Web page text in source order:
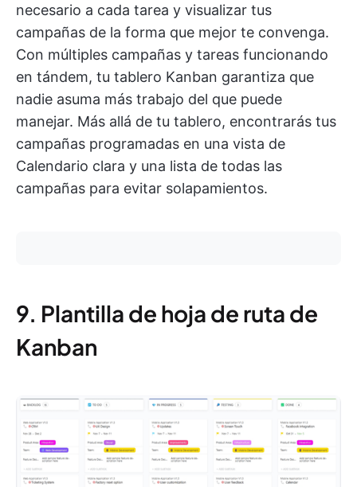
necesario a cada tarea y visualizar tus
campañas de la forma que mejor te convenga.
Con múltiples campañas y tareas funcionando
en tándem, tu tablero Kanban garantiza que
nadie asuma más trabajo del que puede
manejar. Más allá de tu tablero, encontrarás tus
campañas programadas en una vista de
Calendario clara y una lista de todas las
campañas para evitar solapamientos.
9. Plantilla de hoja de ruta de
Kanban